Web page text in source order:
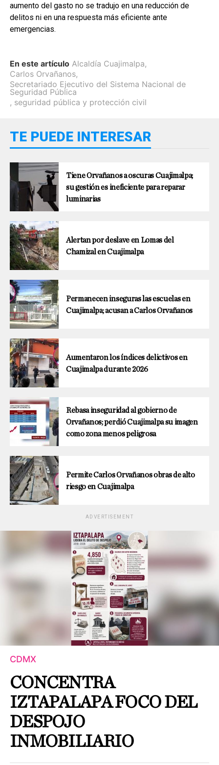
aumento del gasto no se tradujo en una reducción de
delitos ni en una respuesta más eficiente ante
emergencias.
En este artículo Alcaldía Cuajimalpa,
Carlos Orvañanos,
Secretariado Ejecutivo del Sistema Nacional de
Seguridad Pública
, seguridad pública y protección civil
TE PUEDE INTERESAR
Tiene Orvañanos a oscuras Cuajimalpa;
su gestión es ineficiente para reparar
luminarias
Alertan por deslave en Lomas del
Chamizal en Cuajimalpa
Permanecen inseguras las escuelas en
Cuajimalpa; acusan a Carlos Orvañanos
Aumentaron los índices delictivos en
Cuajimalpa durante 2026
Rebasa inseguridad al gobierno de
Orvañanos; perdió Cuajimalpa su imagen
como zona menos peligrosa
Permite Carlos Orvañanos obras de alto
riesgo en Cuajimalpa
ADVERTISEMENT
CDMX
CONCENTRA
IZTAPALAPA FOCO DEL
DESPOJO
INMOBILIARIO